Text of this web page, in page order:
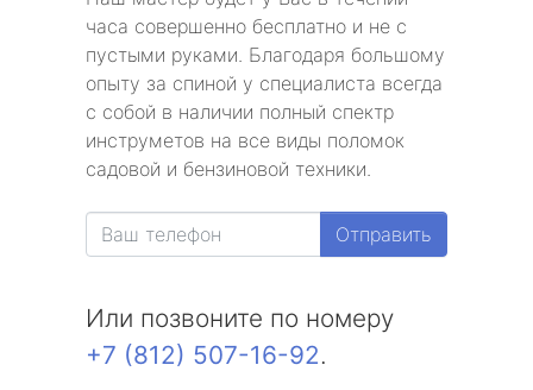
часа совершенно бесплатно и не с
пустыми руками. Благодаря большому
опыту за спиной у специалиста всегда
с собой в наличии полный спектр
инструметов на все виды поломок
садовой и бензиновой техники.
Отправить
Или позвоните по номеру
+7 (812) 507-16-92.